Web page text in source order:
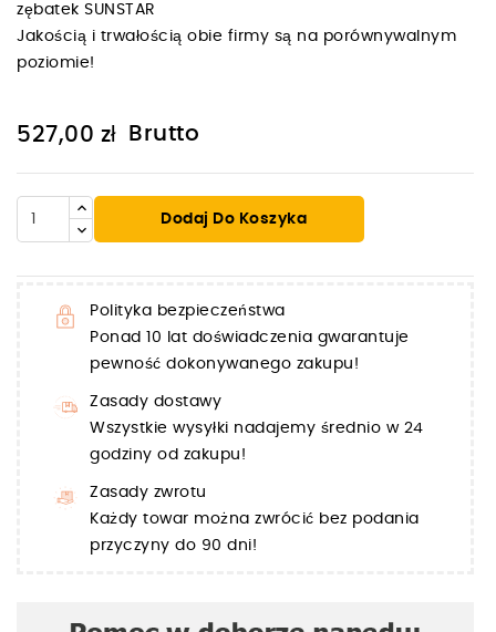
zębatek SUNSTAR
Jakością i trwałością obie firmy są na porównywalnym
poziomie!
527,00 zł Brutto
Dodaj Do Koszyka
Polityka bezpieczeństwa
Ponad 10 lat doświadczenia gwarantuje
pewność dokonywanego zakupu!
Zasady dostawy
Wszystkie wysyłki nadajemy średnio w 24
godziny od zakupu!
Zasady zwrotu
Każdy towar można zwrócić bez podania
przyczyny do 90 dni!